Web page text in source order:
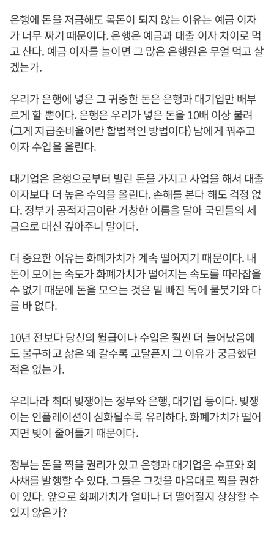
은행에 돈을 저금해도 목돈이 되지 않는 이유는 예금 이자
가 너무 짜기 때문이다. 은행은 예금과 대출 이자 차이로 먹
고 산다. 예금 이자를 늘이면 그 많은 은행원은 무얼 먹고 살
겠는가.
우리가 은행에 넣은 그 귀중한 돈은 은행과 대기업만 배부
르게 할 뿐이다. 은행은 우리가 넣은 돈을 10배 이상 불려
(그게 지급준비율이란 합법적인 방법이다) 남에게 꿔주고
이자 수입을 올린다.
대기업은 은행으로부터 빌린 돈을 가지고 사업을 해서 대출
이자보다 더 높은 수익을 올린다. 손해를 본다 해도 걱정 없
다. 정부가 공적자금이란 거창한 이름을 달아 국민들의 세
금으로 대신 갚아주니 말이다.
더 중요한 이유는 화폐가치가 계속 떨어지기 때문이다. 내
돈이 모이는 속도가 화폐가치가 떨어지는 속도를 따라잡을
수 없기 때문에 돈을 모으는 것은 밑 빠진 독에 물붓기와 다
를 바 없다.
10년 전보다 당신의 월급이나 수입은 훨씬 더 늘어났음에
도 불구하고 삶은 왜 갈수록 고달픈지 그 이유가 궁금했던
적은 없는가.
우리나라 최대 빚쟁이는 정부와 은행, 대기업 등이다. 빚쟁
이는 인플레이션이 심화될수록 유리하다. 화폐가치가 떨어
지면 빚이 줄어들기 때문이다.
정부는 돈을 찍을 권리가 있고 은행과 대기업은 수표와 회
사채를 발행할 수 있다. 그들은 그것을 마음대로 찍을 권한
이 있다. 앞으로 화폐가치가 얼마나 더 떨어질지 상상할 수
있지 않은가?